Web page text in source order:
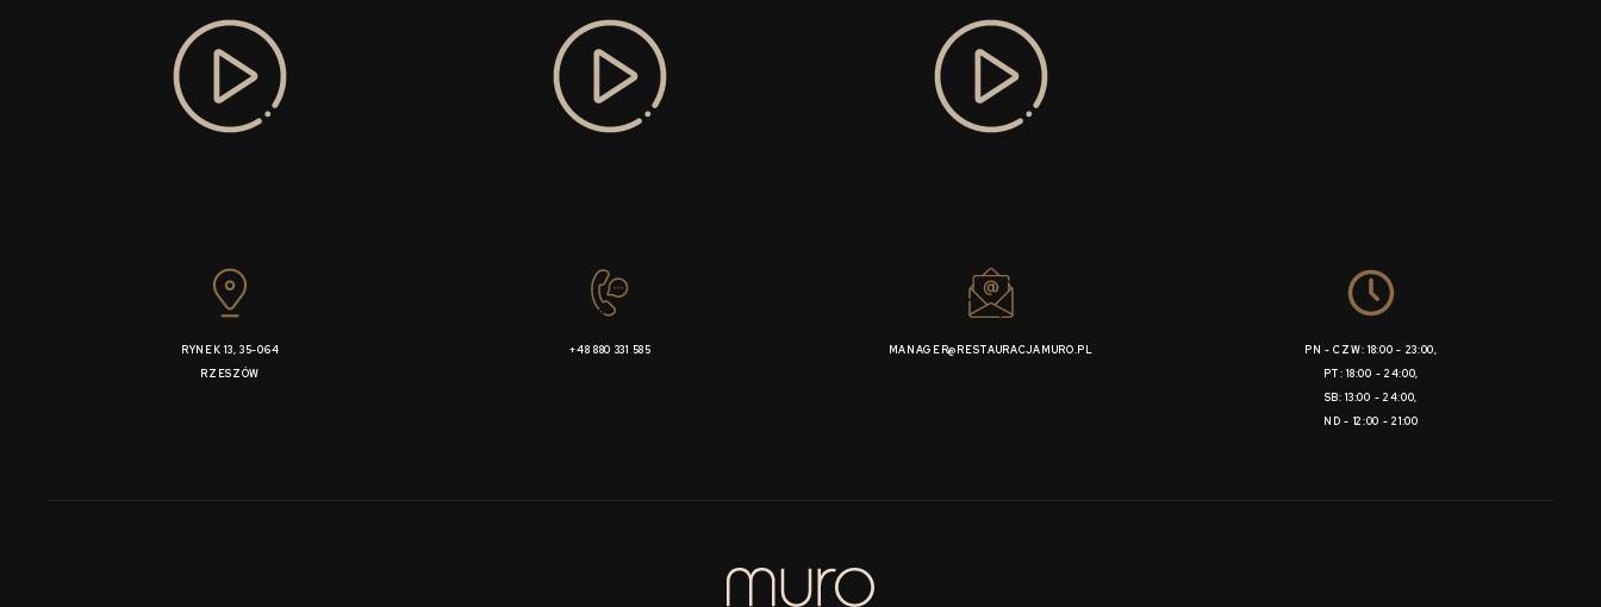
RYNEK 13, 35-064
RZESZÓW
+48 880 331 585 MANAGER@RESTAURACJAMURO.PL
PN - CZW: 18:00 - 23:00,
PT: 18:00 - 24:00,
SB: 13:00 - 24:00,
ND - 12:00 - 21:00